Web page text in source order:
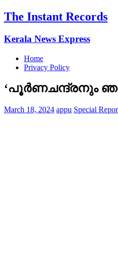
The Instant Records
Kerala News Express
Home
Privacy Policy
‘പൂര്‍ണചന്ദ്രനും
March 18, 2024 appu Special